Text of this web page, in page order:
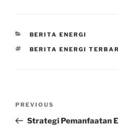
CATEGORIES
BERITA ENERGI
TAGS
BERITA ENERGI
Previous
Post
PREVIOUS
Strategi Pemanfaatan